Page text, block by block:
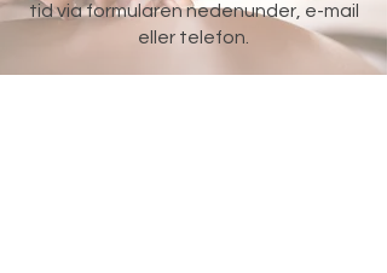
tid via formularen nedenunder, e-mail
eller telefon.